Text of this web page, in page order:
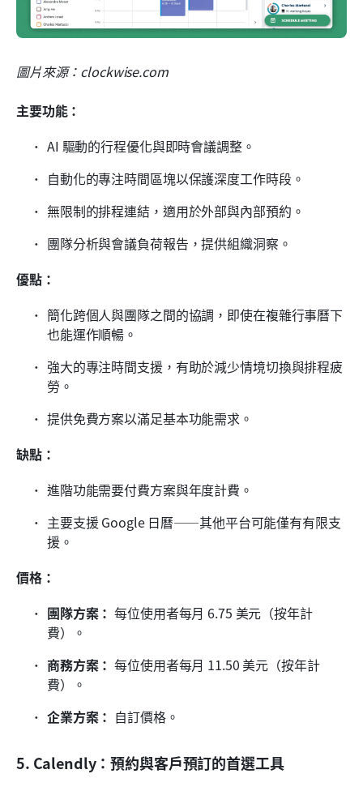
圖片來源：clockwise.com
主要功能：
AI 驅動的行程優化與即時會議調整。
自動化的專注時間區塊以保護深度工作時段。
無限制的排程連結，適用於外部與內部預約。
團隊分析與會議負荷報告，提供組織洞察。
優點：
簡化跨個人與團隊之間的協調，即使在複雜行事曆下
也能運作順暢。
強大的專注時間支援，有助於減少情境切換與排程疲
勞。
提供免費方案以滿足基本功能需求。
缺點：
進階功能需要付費方案與年度計費。
主要支援 Google 日曆——其他平台可能僅有有限支
援。
價格：
團隊方案： 每位使用者每月 6.75 美元（按年計
費）。
商務方案： 每位使用者每月 11.50 美元（按年計
費）。
企業方案： 自訂價格。
5. Calendly：預約與客戶預訂的首選工具